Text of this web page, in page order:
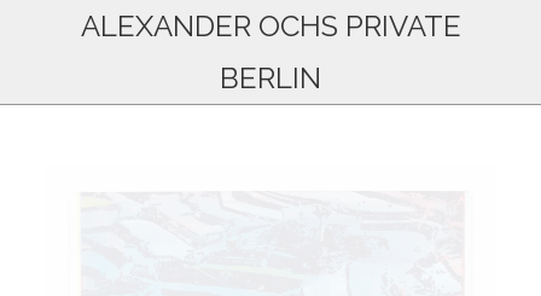
ALEXANDER OCHS PRIVATE
BERLIN